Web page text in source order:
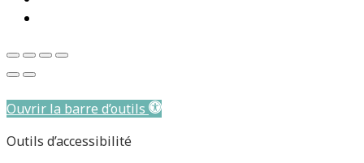
Ouvrir la barre d’outils
Outils d’accessibilité